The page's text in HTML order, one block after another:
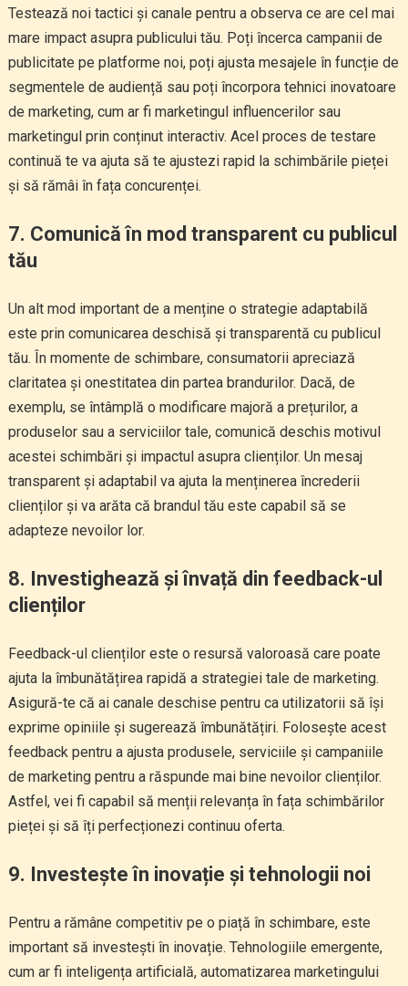
Testează noi tactici și canale pentru a observa ce are cel mai
mare impact asupra publicului tău. Poți încerca campanii de
publicitate pe platforme noi, poți ajusta mesajele în funcție de
segmentele de audiență sau poți încorpora tehnici inovatoare
de marketing, cum ar fi marketingul influencerilor sau
marketingul prin conținut interactiv. Acel proces de testare
continuă te va ajuta să te ajustezi rapid la schimbările pieței
și să rămâi în fața concurenței.
7. Comunică în mod transparent cu publicul
tău
Un alt mod important de a menține o strategie adaptabilă
este prin comunicarea deschisă și transparentă cu publicul
tău. În momente de schimbare, consumatorii apreciază
claritatea și onestitatea din partea brandurilor. Dacă, de
exemplu, se întâmplă o modificare majoră a prețurilor, a
produselor sau a serviciilor tale, comunică deschis motivul
acestei schimbări și impactul asupra clienților. Un mesaj
transparent și adaptabil va ajuta la menținerea încrederii
clienților și va arăta că brandul tău este capabil să se
adapteze nevoilor lor.
8. Investighează și învață din feedback-ul
clienților
Feedback-ul clienților este o resursă valoroasă care poate
ajuta la îmbunătățirea rapidă a strategiei tale de marketing.
Asigură-te că ai canale deschise pentru ca utilizatorii să își
exprime opiniile și sugerează îmbunătățiri. Folosește acest
feedback pentru a ajusta produsele, serviciile și campaniile
de marketing pentru a răspunde mai bine nevoilor clienților.
Astfel, vei fi capabil să menții relevanța în fața schimbărilor
pieței și să îți perfecționezi continuu oferta.
9. Investește în inovație și tehnologii noi
Pentru a rămâne competitiv pe o piață în schimbare, este
important să investești în inovație. Tehnologiile emergente,
cum ar fi inteligența artificială, automatizarea marketingului